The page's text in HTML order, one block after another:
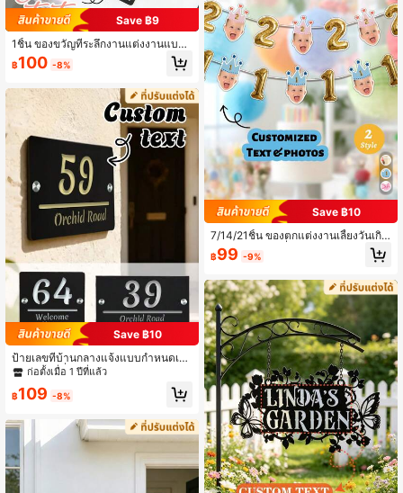
Save ฿9
1ชิ้น ของขวัญที่ระลึกงานแต่งงานแบบ
กำหนดเอง, การ์ดเล่นคำเชิญข้อความส่
วนบุคคล, ของขวัญครบรอบที่ไม่ซ้ำใค
กรอบหลากสี, ของตกแต่งงานแต่งงาน,
ของขวัญสำหรับแขกงานแต่งงาน
฿100 -8%
Save ฿10
ป้ายเลขที่บ้านกลางแจ้งแบบกำหนดเอ
ง, ป้ายเลขที่บ้านอะคริลิกสีดำแบบส่วน
หนดเอง, ป้ายผนัง, ของขวัญกลางแจ้งส
ญวันเกิด, ตกแต่งความสวยงามของบ้า
น, ของขวัญขึ้นบ้านใหม่
ก่อตั้งเมื่อ 1 ปีที่แล้ว
฿109 -8%
Save ฿10
7/14/21ชิ้น ของตกแต่งงานเลี้ยงวันเกิด
ครบรอบ 1 ขวบที่ปรับแต่งได้ - ของตกแ
ต่งรูปภาพเด็กส่วนบุคคล | ของตกแต่งง
แต่งหมวกวันเกิดโบว์สีชมพู | แบนเนอร์
งานเลี้ยง Baby Shower/Gender Reve
al, ธง, ฉากหลังรูปภาพ, ของขวัญวันเกิ
ด
฿99 -9%